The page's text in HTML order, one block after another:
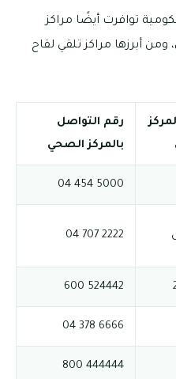
توافرت أيضًا مراكز
أبرزها مراكز تلقي لقاح
رقم التواصل
بالمركز الصحي
5000 454 04
2222 707 04
524442 600
6666 378 04
444444 800